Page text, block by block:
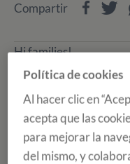
Hi families!
we have presented
pollution. All of us
received a prize.
Compartir
Política de cookies
Al hacer clic en
acepta que las
para mejorar la
del mismo, y